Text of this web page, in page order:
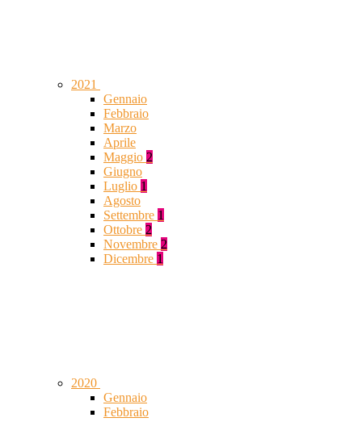
2021
Gennaio
Febbraio
Marzo
Aprile
Maggio 2
Giugno
Luglio 1
Agosto
Settembre 1
Ottobre 2
Novembre 2
Dicembre 1
2020
Gennaio
Febbraio